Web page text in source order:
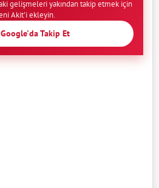
gelişmeleri yakından takip etmek için
Akit'i ekleyin.
Takip Et